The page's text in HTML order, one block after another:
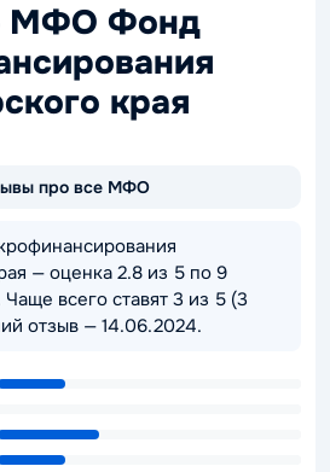
МФО Фонд
края
про все МФО
— оценка 2.8 из 5 по 9
всего ставят 3 из 5 (3
отзыв — 14.06.2024.